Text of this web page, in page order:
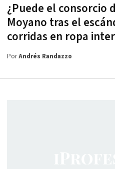
¿Puede el consorcio
Moyano tras el
corridas en ropa
PorAndrés Randazzo